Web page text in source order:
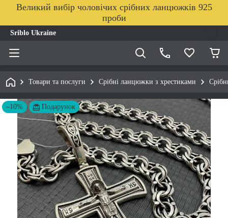
Великий вибір чоловічих срібних ланцюжків 925
проби
Sriblo Ukraine
Товари та послуги Срібні ланцюжки з хрестиками
–10% Подарунок